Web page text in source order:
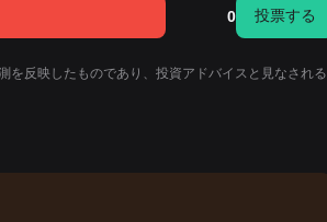
0 投票する
反映したものであり、投資アドバイスと見なされる